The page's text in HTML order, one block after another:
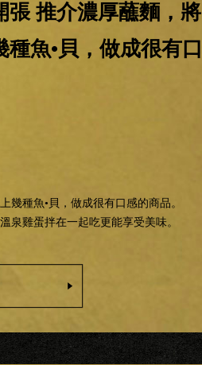
張 推介濃厚蘸麵，將
魚•貝，做成很有口
幾種魚•貝，做成很有口感的商品。
泉雞蛋拌在一起吃更能享受美味。